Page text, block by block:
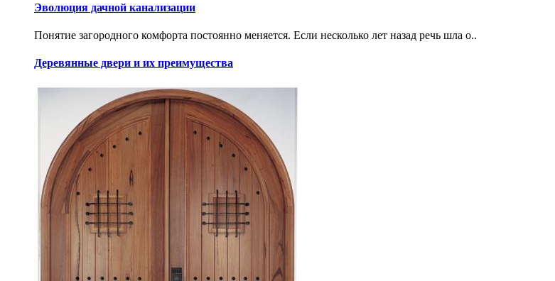
Эволюция дачной канализации
Понятие загородного комфорта постоянно меняется. Если несколько лет назад речь шла о..
Деревянные двери и их преимущества